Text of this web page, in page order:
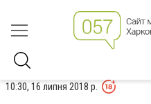
10:30, 16 липня 2018 р.